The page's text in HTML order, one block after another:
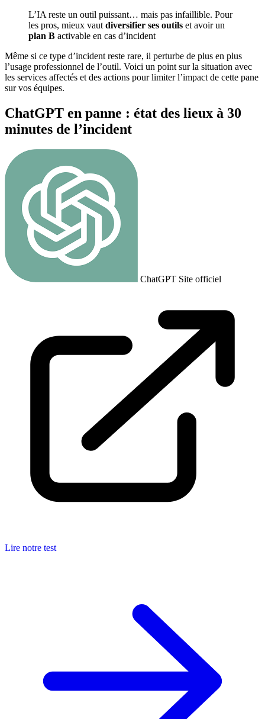
L’IA reste un outil puissant… mais pas infaillible. Pour
les pros, mieux vaut diversifier ses outils et avoir un
plan B activable en cas d’incident
Même si ce type d’incident reste rare, il perturbe de plus en plus
l’usage professionnel de l’outil. Voici un point sur la situation avec
les services affectés et des actions pour limiter l’impact de cette pane
sur vos équipes.
ChatGPT en panne : état des lieux à 30
minutes de l’incident
ChatGPT Site officiel
Lire notre test